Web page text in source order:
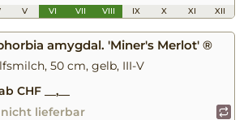
V VI VII VIII IX X XI XII
amygdal. 'Miner's Merlot' ®
50 cm, gelb, III-V
CHF __,__
nicht lieferbar